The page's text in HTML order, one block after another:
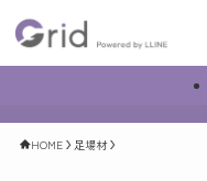
HOME 足場材